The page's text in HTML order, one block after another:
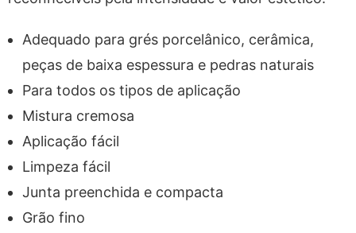
Adequado para grés porcelânico, cerâmica,
peças de baixa espessura e pedras naturais
Para todos os tipos de aplicação
Mistura cremosa
Aplicação fácil
Limpeza fácil
Junta preenchida e compacta
Grão fino